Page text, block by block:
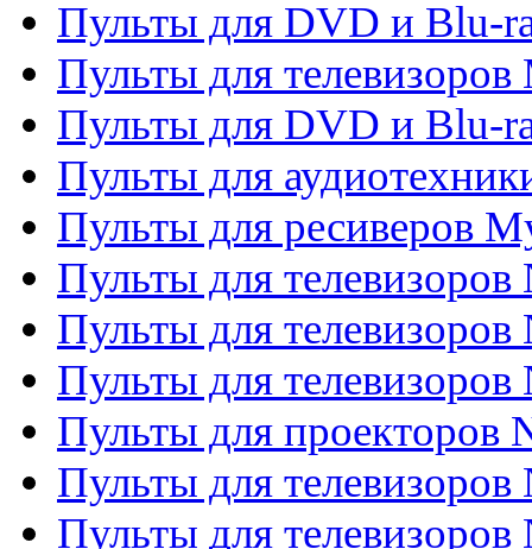
Пульты для DVD и Blu-
Пульты для телевизоров
Пульты для DVD и Blu-
Пульты для
Пульты для ресиверов
Пульты для телевизоров
Пульты для телевизоров
Пульты для телевизоров
Пульты для проекторов
Пульты для телевизоров
Пульты для телевизоров